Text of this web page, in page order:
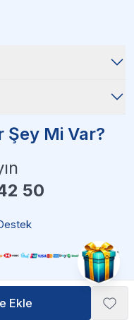
Ekle
Ekle
Şey Mi Var?
50
| Reliefers Digital